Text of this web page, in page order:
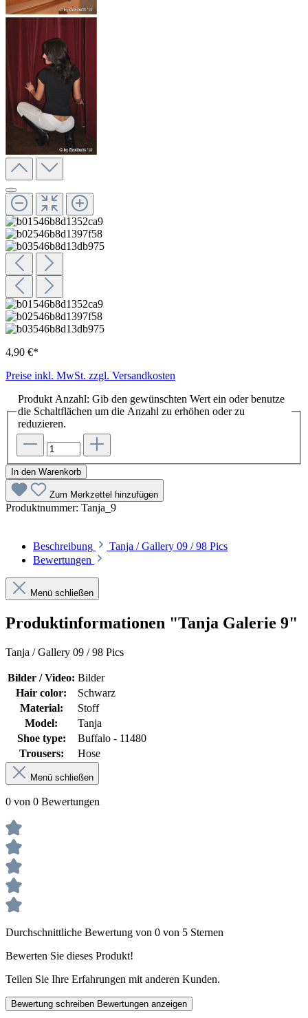
4,90 €*
Preise inkl. MwSt. zzgl. Versandkosten
Produkt Anzahl: Gib den gewünschten Wert ein oder benutze
die Schaltflächen um die Anzahl zu erhöhen oder zu
reduzieren.
In den Warenkorb
Zum Merkzettel hinzufügen
Produktnummer: Tanja_9
Beschreibung
Tanja / Gallery 09 / 98 Pics
Bewertungen
Menü schließen
Produktinformationen "Tanja Galerie 9"
Tanja / Gallery 09 / 98 Pics
Bilder / Video: Bilder
Hair color:
Schwarz
Material:
Stoff
Model:
Tanja
Shoe type:
Buffalo - 11480
Trousers:
Hose
Menü schließen
0 von 0 Bewertungen
Durchschnittliche Bewertung von 0 von 5 Sternen
Bewerten Sie dieses Produkt!
Teilen Sie Ihre Erfahrungen mit anderen Kunden.
Bewertung schreiben Bewertungen anzeigen